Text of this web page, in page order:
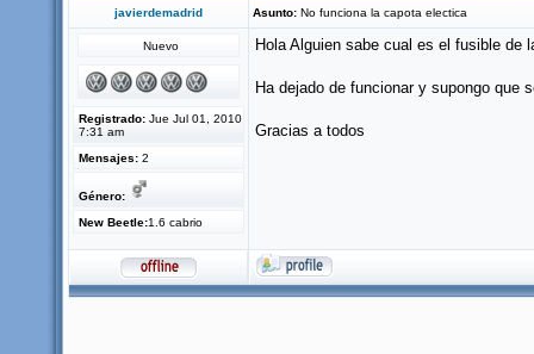
javierdemadrid Asunto: No funciona la capota electica
Nuevo
Registrado: Jue Jul 01, 2010
7:31 am
Mensajes: 2
Género:
New Beetle:1.6 cabrio
Hola Alguien sabe cual es el fusible de
Ha dejado de funcionar y supongo que
Gracias a todos